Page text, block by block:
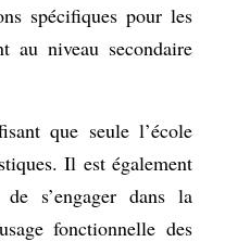
spécifiques pour les
au niveau secondaire
que seule l’école
Il est également
s’engager dans la
fonctionnelle des